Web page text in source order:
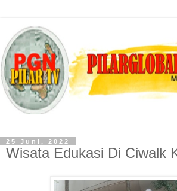
25 Juni, 2022
Wisata Edukasi Di Ciwalk